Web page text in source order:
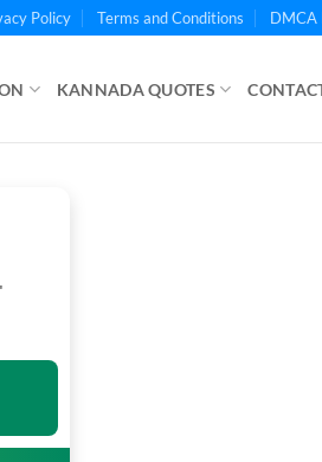
Policy Terms and Conditions DMCA
KANNADA QUOTES